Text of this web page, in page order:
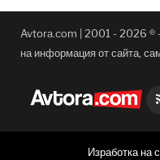
Avtora.com | 2001 - 2026 ® -
на информация от сайта,
Изработка на